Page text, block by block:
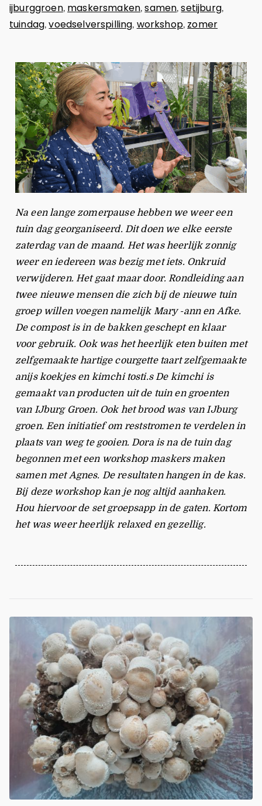
ijburggroen, maskersmaken,samen,setijburg,
tuindag,voedselverspilling, workshop, zomer
Na een lange zomerpause hebben we weer een
tuin dag georganiseerd. Dit doen we elke eerste
zaterdag van de maand. Het was heerlijk zonnig
weer en iedereen was bezig met iets. Onkruid
verwijderen. Het gaat maar door. Rondleiding aan
twee nieuwe mensen die zich bij de nieuwe tuin
groep willen voegen namelijk Mary -ann en Afke.
De compost is in de bakken geschept en klaar
voor gebruik. Ook was het heerlijk eten buiten met
zelfgemaakte hartige courgette taart zelfgemaakte
anijs koekjes en kimchi tosti.s De kimchi is
gemaakt van producten uit de tuin en groenten
van IJburg Groen. Ook het brood was van IJburg
groen. Een initiatief om reststromen te verdelen in
plaats van weg te gooien. Dora is na de tuin dag
begonnen met een workshop maskers maken
samen met Agnes. De resultaten hangen in de kas.
Bij deze workshop kan je nog altijd aanhaken.
Hou hiervoor de set groepsapp in de gaten. Kortom
het was weer heerlijk relaxed en gezellig.